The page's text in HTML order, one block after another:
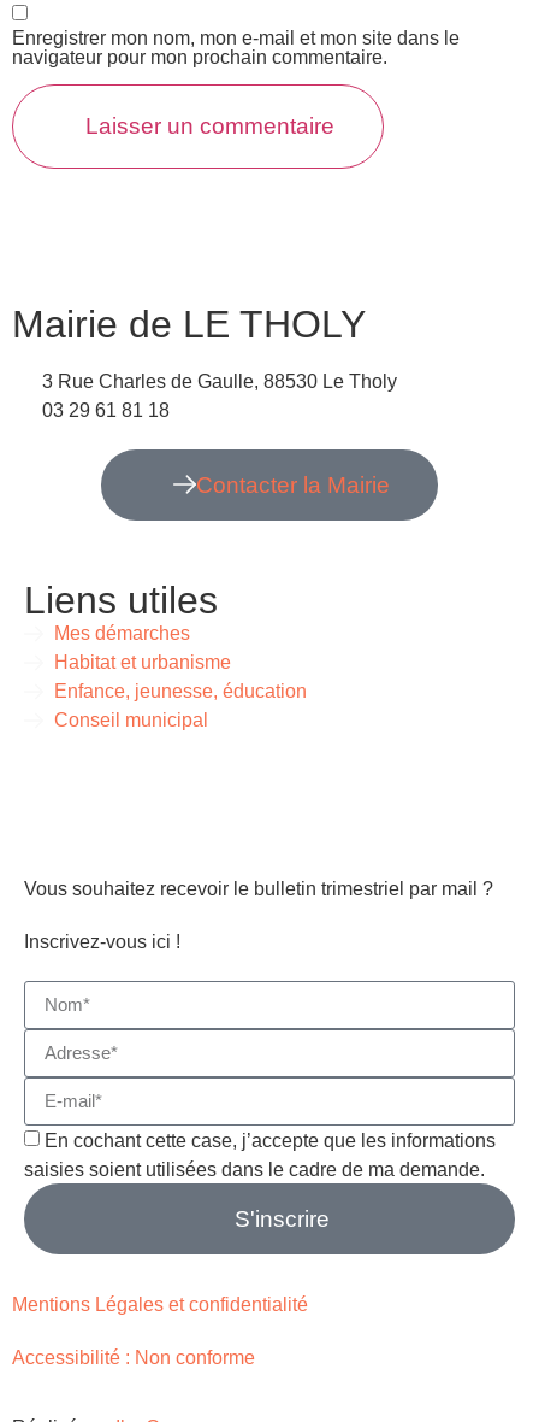
Enregistrer mon nom, mon e-mail et mon site dans le
navigateur pour mon prochain commentaire.
Mairie de LE THOLY
3 Rue Charles de Gaulle, 88530 Le Tholy
03 29 61 81 18
Contacter la Mairie
Liens utiles
Mes démarches
Habitat et urbanisme
Enfance, jeunesse, éducation
Conseil municipal
Vous souhaitez recevoir le bulletin trimestriel par mail ?
Inscrivez-vous ici !
En cochant cette case, j’accepte que les informations
saisies soient utilisées dans le cadre de ma demande.
S'inscrire
Mentions Légales et confidentialité
Accessibilité : Non conforme